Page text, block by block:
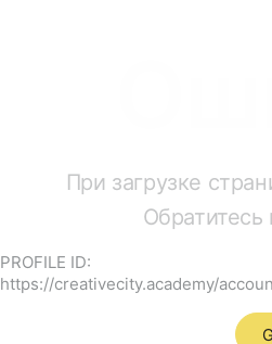
При загрузке
PROFILE ID:
https://creativecity.academy/